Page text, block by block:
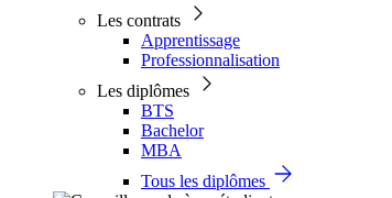
Les contrats
Apprentissage
Professionnalisation
Les diplômes
BTS
Bachelor
MBA
Tous les diplômes